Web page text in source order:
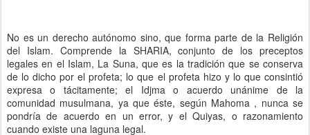
No es un derecho autónomo sino, que forma parte de la Religión
del Islam. Comprende la SHARIA, conjunto de los preceptos
legales en el Islam, La Suna, que es la tradición que se conserva
de lo dicho por el profeta; lo que el profeta hizo y lo que consintió
expresa o tácitamente; el Idjma o acuerdo unánime de la
comunidad musulmana, ya que éste, según Mahoma , nunca se
pondría de acuerdo en un error, y el Quiyas, o razonamiento
cuando existe una laguna legal.